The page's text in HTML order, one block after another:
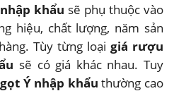
khẩu sẽ phụ thuộc vào
hiệu, chất lượng, năm sản
Tùy từng loại giá rượu
sẽ có giá khác nhau. Tuy
Ý nhập khẩu thường cao